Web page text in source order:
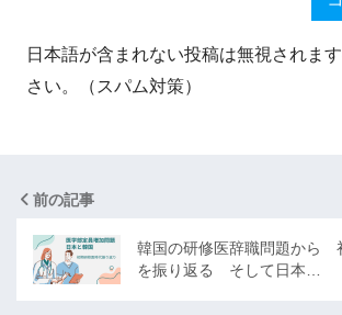
日本語が含まれない投稿は無視されま
さい。（スパム対策）
前の記事
韓国の研修医辞職問題から
を振り返る そして日本…